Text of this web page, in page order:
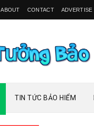
ABOUT CONTACT ADVERTISE
TIN TỨC BẢO HIỂM